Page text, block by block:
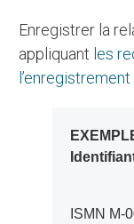
Enregistrer la
appliquant les
ISMN M-